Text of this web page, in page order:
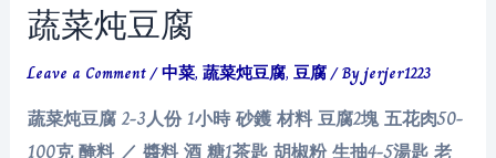
蔬菜炖豆腐
Leave a Comment/中菜,蔬菜炖豆腐,豆腐/ Byjerjer1223
蔬菜炖豆腐 2-3人份 1小時 砂鑊 材料 豆腐2塊 五花肉50-
100克 醃料 ／ 醬料 酒 糖1茶匙 胡椒粉 生抽4-5湯匙 老